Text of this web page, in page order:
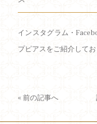
インスタグラム ・
プピアスをご紹介してお
« 前の記事へ